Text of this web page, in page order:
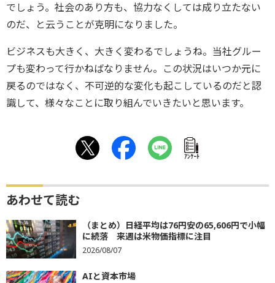
でしょう。社会のあり方も、協力なくしては成り立たない
のだ、と云うことが克明になりました。
ビジネスも大きく、大きく変わるでしょうね。当社グルー
プも変わって行かねばなりません。この状況はいつか元に
戻るのではなく、不可逆的な変化も起こしているのだと認
識して、様々なことに取り組んでいきたいと思います。
ｱﾝｹｰﾄ
あわせて読む
（まとめ）日経平均は76円安の65,606円で小幅
に続落 来週は米物価指標に注目
2026/08/07
AIと資本市場